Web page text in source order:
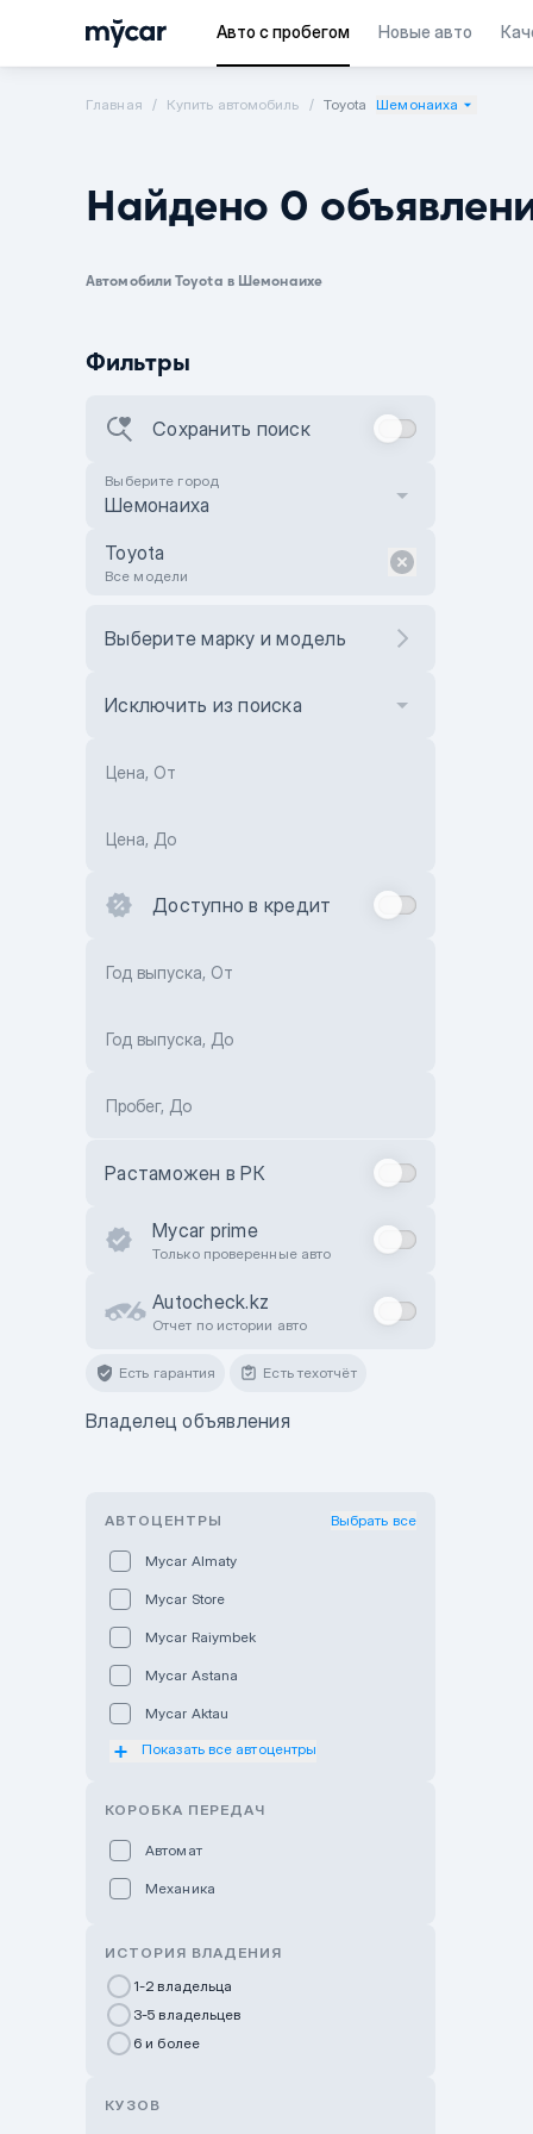
Авто с пробегом Новые авто
Главная Купить автомобиль Toyota Шемонаиха
Найдено 0
Автомобили Toyota в Шемонаихе
Фильтры
Сохранить поиск
Выберите город
Шемонаиха
Toyota
Все модели
Выберите марку и модель
Исключить из поиска
Цена, От
Цена, До
Доступно в кредит
Год выпуска, От
Год выпуска, До
Пробег, До
Растаможен в РК
Mycar prime
Только проверенные авто
Autocheck.kz
Отчет по истории авто
Есть гарантия Есть техотчёт
Владелец объявления
АВТОЦЕНТРЫ Выбрать все
Mycar Almaty
Mycar Store
Mycar Raiymbek
Mycar Astana
Mycar Aktau
Mycar Uralsk
GWM Nurly Zhol
Chery Astana
Показать все автоцентры
КОРОБКА ПЕРЕДАЧ
Автомат
Механика
ИСТОРИЯ ВЛАДЕНИЯ
1-2 владельца
3-5 владельцев
6 и более
КУЗОВ